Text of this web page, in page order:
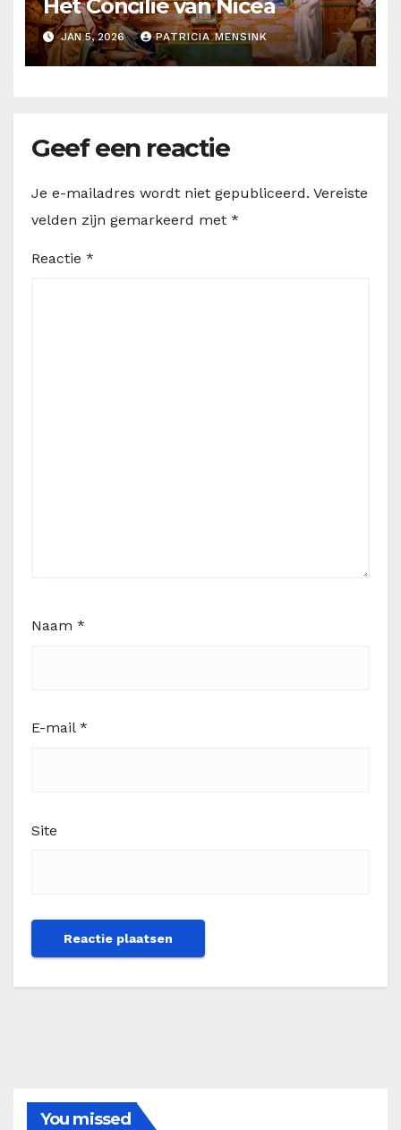
Het Concilie van Nicea
JAN 5, 2026 PATRICIA MENSINK
Geef een reactie
Je e-mailadres wordt niet gepubliceerd. Vereiste
velden zijn gemarkeerd met *
Reactie *
Naam *
E-mail *
Site
You missed